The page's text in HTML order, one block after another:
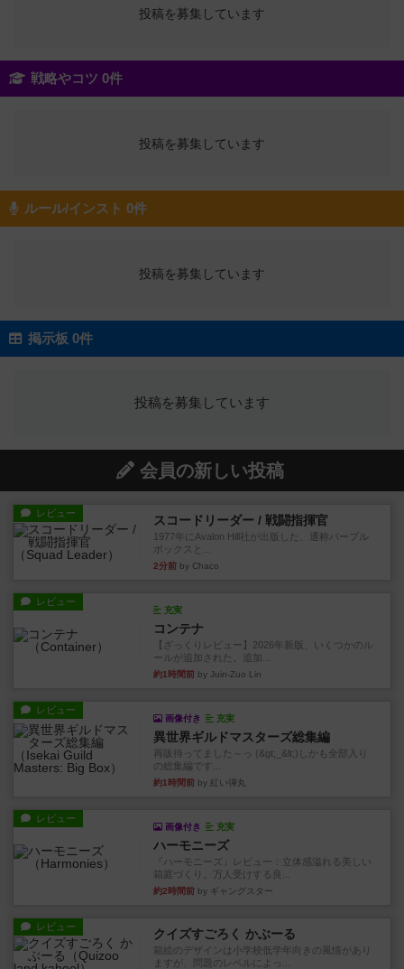
投稿を募集しています
戦略やコツ 0件
投稿を募集しています
ルール/インスト 0件
投稿を募集しています
掲示板 0件
投稿を募集しています
会員の新しい投稿
レビュー スコードリーダー / 戦闘指揮官
1977年にAvalon Hill社が出版した、通称パープル
ボックスと...
2分前 by Chaco
レビュー
充実
コンテナ
【ざっくりレビュー】2026年新版、いくつかのル
ールが追加された。追加...
約1時間前 by Juin-Zuo Lin
レビュー
画像付き 充実
異世界ギルドマスターズ総集編
再販待ってました～っ (&gt;_&lt;)しかも全部入り
の総集編です...
約1時間前 by 紅い弾丸
レビュー
画像付き 充実
ハーモニーズ
『ハーモニーズ』レビュー：立体感溢れる美しい
箱庭づくり。万人受けする良...
約2時間前 by ギャングスター
レビュー クイズすごろく かぶーる
箱絵のデザインは小学校低学年向きの風情があり
ますが、問題のレベルによっ...